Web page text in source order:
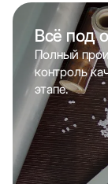
Всё под
Полный
контроль
этапе.